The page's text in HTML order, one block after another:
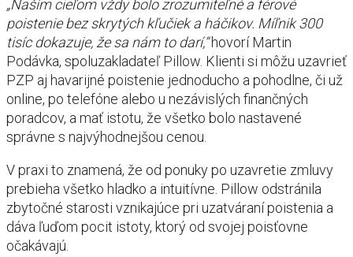
„Naším cieľom vždy bolo zrozumiteľné a férové
poistenie bez skrytých kľučiek a háčikov. Míľnik 300
tisíc dokazuje, že sa nám to darí,“hovorí Martin
Podávka, spoluzakladateľ Pillow. Klienti si môžu uzavrieť
PZP aj havarijné poistenie jednoducho a pohodlne, či už
online, po telefóne alebo u nezávislých finančných
poradcov, a mať istotu, že všetko bolo nastavené
správne s najvýhodnejšou cenou.
V praxi to znamená, že od ponuky po uzavretie zmluvy
prebieha všetko hladko a intuitívne. Pillow odstránila
zbytočné starosti vznikajúce pri uzatváraní poistenia a
dáva ľuďom pocit istoty, ktorý od svojej poisťovne
očakávajú.